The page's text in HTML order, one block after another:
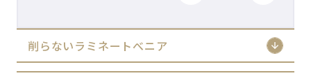
削らないラミネートべニア